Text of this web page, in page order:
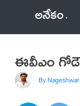
అనేకం
ఈవీఎం
By